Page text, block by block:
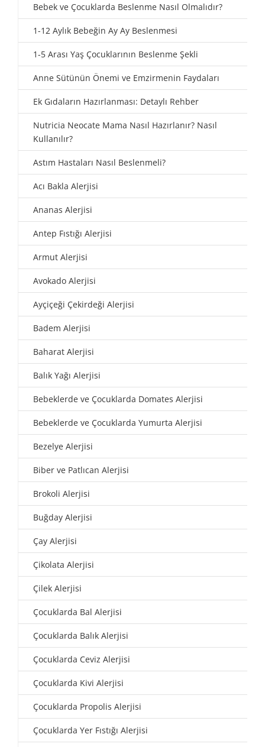
Bebek ve Çocuklarda Beslenme Nasıl Olmalıdır?
1-12 Aylık Bebeğin Ay Ay Beslenmesi
1-5 Arası Yaş Çocuklarının Beslenme Şekli
Anne Sütünün Önemi ve Emzirmenin Faydaları
Ek Gıdaların Hazırlanması: Detaylı Rehber
Nutricia Neocate Mama Nasıl Hazırlanır? Nasıl
Kullanılır?
Astım Hastaları Nasıl Beslenmeli?
Acı Bakla Alerjisi
Ananas Alerjisi
Antep Fıstığı Alerjisi
Armut Alerjisi
Avokado Alerjisi
Ayçiçeği Çekirdeği Alerjisi
Badem Alerjisi
Baharat Alerjisi
Balık Yağı Alerjisi
Bebeklerde ve Çocuklarda Domates Alerjisi
Bebeklerde ve Çocuklarda Yumurta Alerjisi
Bezelye Alerjisi
Biber ve Patlıcan Alerjisi
Brokoli Alerjisi
Buğday Alerjisi
Çay Alerjisi
Çikolata Alerjisi
Çilek Alerjisi
Çocuklarda Bal Alerjisi
Çocuklarda Balık Alerjisi
Çocuklarda Ceviz Alerjisi
Çocuklarda Kivi Alerjisi
Çocuklarda Propolis Alerjisi
Çocuklarda Yer Fıstığı Alerjisi